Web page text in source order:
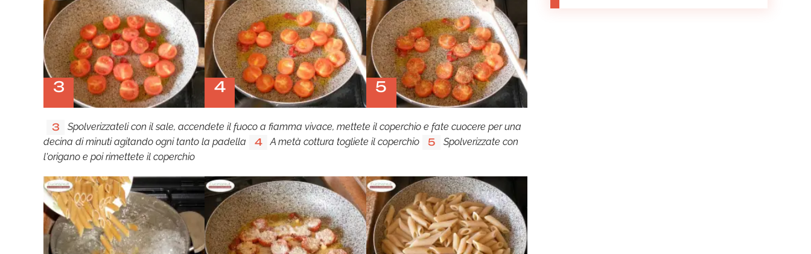
3 4 5
3
Spolverizzateli con il sale, accendete il fuoco a fiamma vivace, mettete il coperchio e fate cuocere per una
decina di minuti agitando ogni tanto la padella
4 A metà cottura togliete il coperchio 5
Spolverizzate con
l'origano e poi rimettete il coperchio